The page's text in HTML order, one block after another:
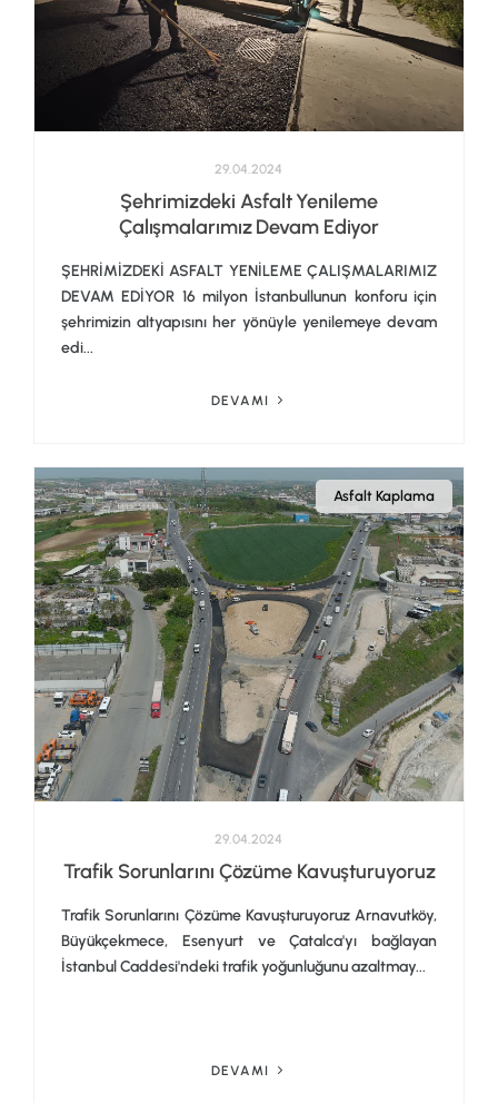
29.04.2024
Şehrimizdeki Asfalt Yenileme
Çalışmalarımız Devam Ediyor
ŞEHRİMİZDEKİ ASFALT YENİLEME ÇALIŞMALARIMIZ
DEVAM EDİYOR 16 milyon İstanbullunun konforu için
şehrimizin altyapısını her yönüyle yenilemeye devam
edi...
DEVAMI
Asfalt Kaplama
29.04.2024
Trafik Sorunlarını Çözüme Kavuşturuyoruz
Trafik Sorunlarını Çözüme Kavuşturuyoruz Arnavutköy,
Büyükçekmece, Esenyurt ve Çatalca'yı bağlayan
İstanbul Caddesi'ndeki trafik yoğunluğunu azaltmay...
DEVAMI